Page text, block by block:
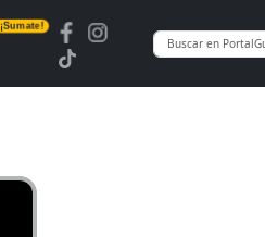
¡Sumate!